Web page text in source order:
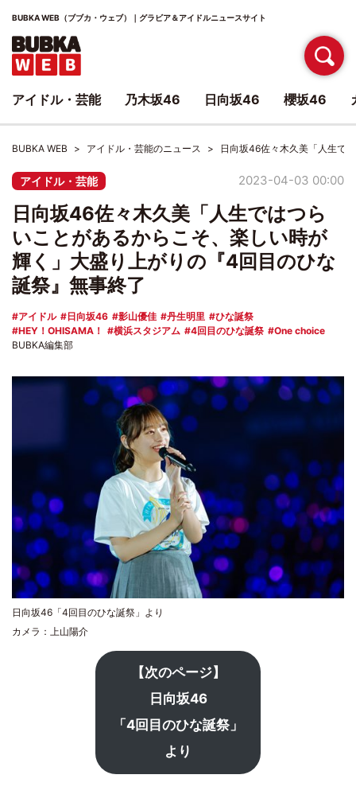
BUBKA WEB（ブブカ・ウェブ）｜グラビア＆アイドルニュースサイト
BUBKA WEB アイドル・芸能のニュース 日向坂46佐々木久美「人生で
アイドル・芸能 2023-04-03 00:00
日向坂46佐々木久美「人生ではつら
いことがあるからこそ、楽しい時が
輝く」大盛り上がりの『4回目のひな
誕祭』無事終了
アイドル 日向坂46 影山優佳 丹生明里
ひな誕祭
HEY！OHISAMA！
横浜スタジアム 4回目のひな誕祭
One choice
BUBKA編集部
日向坂46「4回目のひな誕祭」より
カメラ：上山陽介
【次のページ】
日向坂46
「4回目のひな誕祭」
より
アイドル・芸能 乃木坂46 日向坂46 櫻坂46